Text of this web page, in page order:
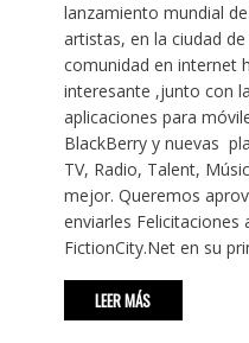
lanzamiento mundial
artistas, en la ciudad
comunidad en internet
interesante ,junto con
aplicaciones para
BlackBerry y nuevas
TV, Radio, Talent,
mejor. Queremos
enviarles Felicitaciones
FictionCity.Net en su
LEER MÁS